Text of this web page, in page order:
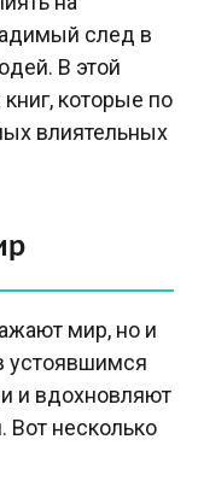
след в
В этой
которые по
влиятельных
мир, но и
устоявшимся
и вдохновляют
Вот несколько